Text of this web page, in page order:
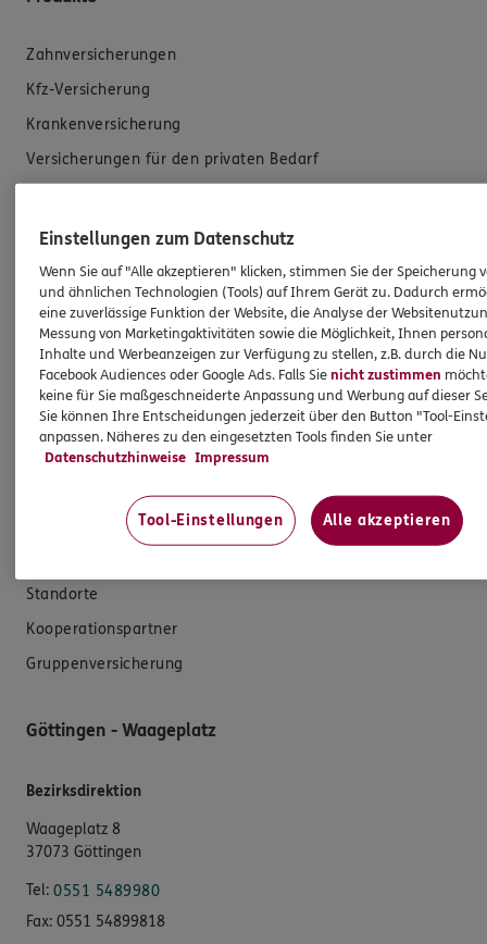
Zahnversicherungen
Kfz-Versicherung
Krankenversicherung
Versicherungen für den privaten Bedarf
Hilfe & Services
E-Mail schreiben
Schaden melden
Erstkontaktinformationen
EU-Offenlegungsvereinbarung
Datenverarbeitung
Das könnte Sie auch interessieren
Standorte
Kooperationspartner
Gruppenversicherung
Göttingen - Waageplatz
Bezirksdirektion
Waageplatz 8
37073 Göttingen
Tel: 0551 5489980
Fax: 0551 54899818
Einstellungen zum Datenschutz
Wenn Sie auf "Alle akzeptieren" klicken, stimmen Sie der Speicherung
und ähnlichen Technologien (Tools) auf Ihrem Gerät zu. Dadurch
eine zuverlässige Funktion der Website, die Analyse der
Messung von Marketingaktivitäten sowie die Möglichkeit, Ihnen
Inhalte und Werbeanzeigen zur Verfügung zu stellen, z.B. durch die
Facebook Audiences oder Google Ads. Falls Sienicht zustimmen
keine für Sie maßgeschneiderte Anpassung und Werbung auf dieser
Sie können Ihre Entscheidungen jederzeit über den Button "Tool-
anpassen. Näheres zu den eingesetzten Tools finden Sie unter
Datenschutzhinweise Impressum
Tool-Einstellungen Alle akzeptieren